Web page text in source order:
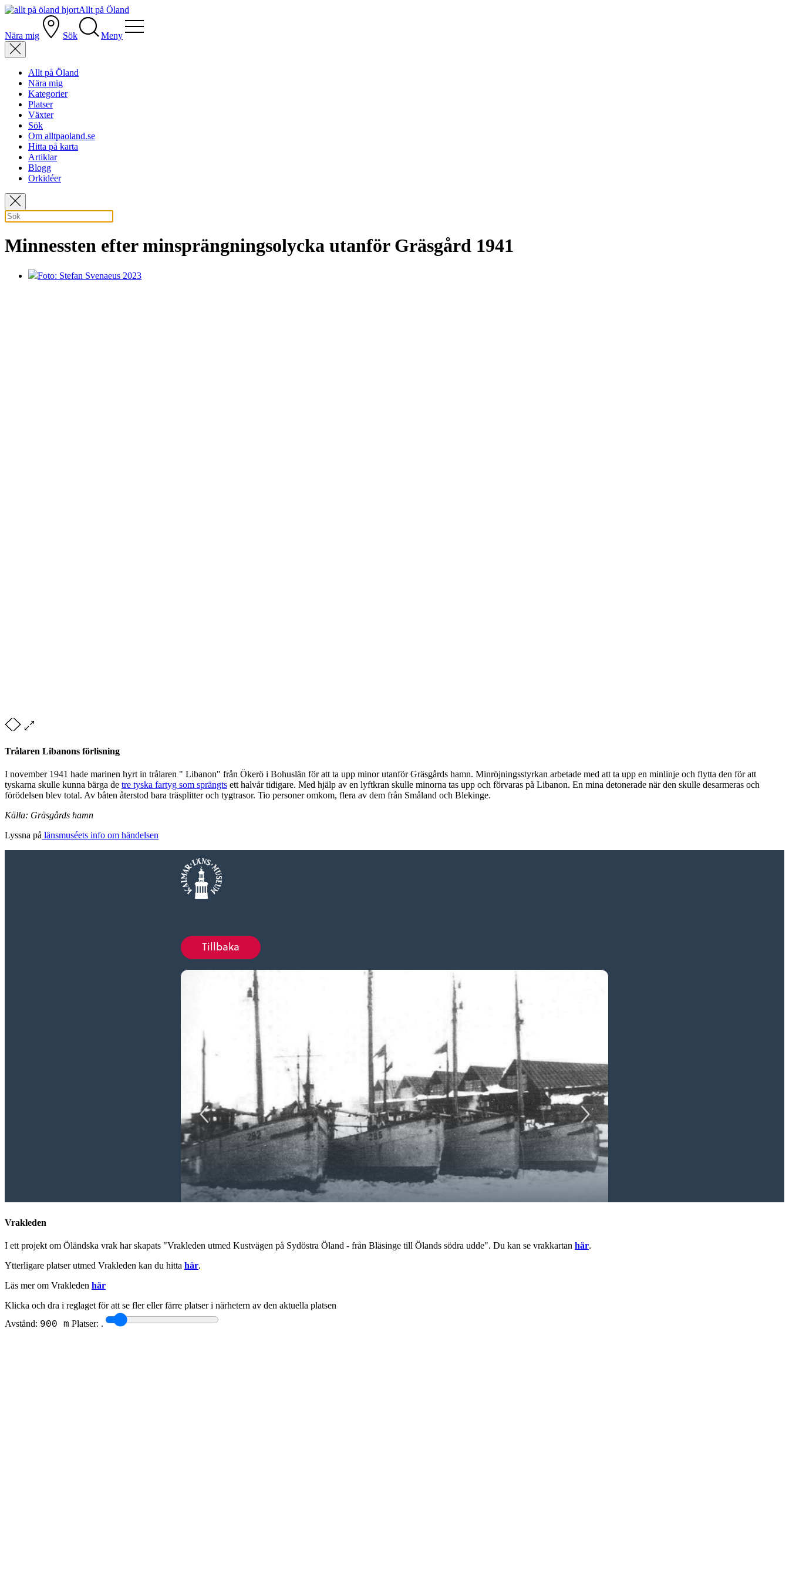
Allt på Öland
Nära mig Sök Meny
Allt på Öland
Nära mig
Kategorier
Platser
Växter
Sök
Om alltpaoland.se
Hitta på karta
Artiklar
Blogg
Orkidéer
Minnessten efter minsprängningsolycka utanför Gräsgård 1941
Foto: Stefan Svenaeus 2023
Trålaren Libanons förlisning
I november 1941 hade marinen hyrt in trålaren " Libanon" från Ökerö i Bohuslän för att ta upp minor utanför Gräsgårds hamn. Minröjningsstyrkan arbetade med att ta upp en minlinje och flytta den för att
tyskarna skulle kunna bärga de tre tyska fartyg som sprängts ett halvår tidigare. Med hjälp av en lyftkran skulle minorna tas upp och förvaras på Libanon. En mina detonerade när den skulle desarmeras och
förödelsen blev total. Av båten återstod bara träsplitter och tygtrasor. Tio personer omkom, flera av dem från Småland och Blekinge.
Källa: Gräsgårds hamn
Lyssna på länsmuséets info om händelsen
Vrakleden
I ett projekt om Öländska vrak har skapats "Vrakleden utmed Kustvägen på Sydöstra Öland - från Bläsinge till Ölands södra udde". Du kan se vrakkartan här.
Ytterligare platser utmed Vrakleden kan du hitta här.
Läs mer om Vrakleden här
Klicka och dra i reglaget för att se fler eller färre platser i närhetern av den aktuella platsen
Avstånd: 900 m Platser: .